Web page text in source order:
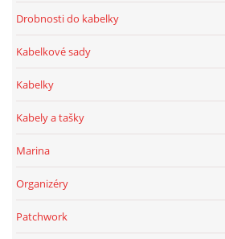
Drobnosti do kabelky
Kabelkové sady
Kabelky
Kabely a tašky
Marina
Organizéry
Patchwork